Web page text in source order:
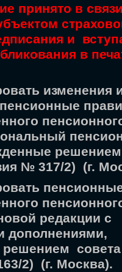
принято в
и
в
изменения
решением
№ 317/2) (г.
редакции с
дополнениями,
решением
2) (г. Москва).